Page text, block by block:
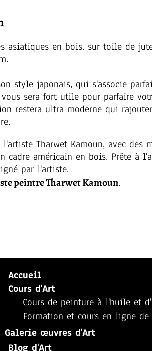
Accueil
Cours d'Art
Galerie œuvres d'Art
Blog d'Art
Formation et cours en ligne de
Cours de peinture à l'huile et
asiatiques en bois. sur toile de
style japonais, qui s'associe
sera fort utile pour parfaire
restera ultra moderne qui
Tharwet Kamoun, avec des
américain en bois. Prête à
par l'artiste.
peintre Tharwet Kamoun.